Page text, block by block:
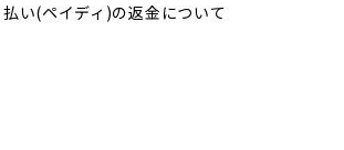
払い(ペイディ)の返金について